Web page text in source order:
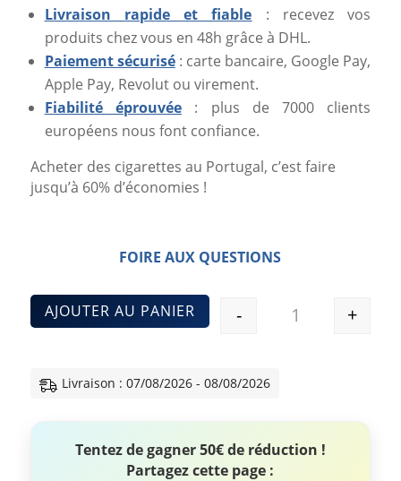
Livraison rapide et fiable : recevez vos
produits chez vous en 48h grâce à DHL.
Paiement sécurisé: carte bancaire, Google Pay,
Apple Pay, Revolut ou virement.
Fiabilité éprouvée: plus de 7000 clients
européens nous font confiance.
Acheter des cigarettes au Portugal, c’est faire
jusqu’à 60% d’économies !
FOIRE AUX QUESTIONS
Quantité
- +
AJOUTER AU PANIER
Livraison : 07/08/2026 - 08/08/2026
Tentez de gagner 50€ de réduction !
Partagez cette page :